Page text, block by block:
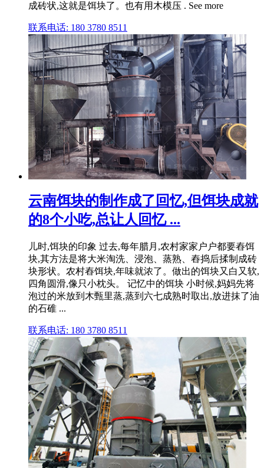
成砖状,这就是饵块了。也有用木模压 . See more
联系电话: 180 3780 8511
云南饵块的制作成了回忆,但饵块成就
的8个小吃,总让人回忆 ...
儿时,饵块的印象 过去,每年腊月,农村家家户户都要舂饵
块,其方法是将大米淘洗、浸泡、蒸熟、舂捣后揉制成砖
块形状。农村舂饵块,年味就浓了。做出的饵块又白又软,
四角圆滑,像只小枕头。 记忆中的饵块 小时候,妈妈先将
泡过的米放到木甄里蒸,蒸到六七成熟时取出,放进抹了油
的石碓 ...
联系电话: 180 3780 8511